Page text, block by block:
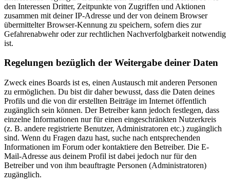
den Interessen Dritter, Zeitpunkte von Zugriffen und Aktionen
zusammen mit deiner IP-Adresse und der von deinem Browser
übermittelter Browser-Kennung zu speichern, sofern dies zur
Gefahrenabwehr oder zur rechtlichen Nachverfolgbarkeit notwendig
ist.
Regelungen bezüglich der Weitergabe deiner Daten
Zweck eines Boards ist es, einen Austausch mit anderen Personen
zu ermöglichen. Du bist dir daher bewusst, dass die Daten deines
Profils und die von dir erstellten Beiträge im Internet öffentlich
zugänglich sein können. Der Betreiber kann jedoch festlegen, dass
einzelne Informationen nur für einen eingeschränkten Nutzerkreis
(z. B. andere registrierte Benutzer, Administratoren etc.) zugänglich
sind. Wenn du Fragen dazu hast, suche nach entsprechenden
Informationen im Forum oder kontaktiere den Betreiber. Die E-
Mail-Adresse aus deinem Profil ist dabei jedoch nur für den
Betreiber und von ihm beauftragte Personen (Administratoren)
zugänglich.